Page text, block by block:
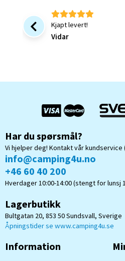
Kjapt levert!
Vidar
Har du spørsmål?
Vi hjelper deg! Kontakt vår kundservice
info@camping4u.no
+46 60 40 200
Hverdager 10:00-14:00 (stengt for lunsj
Lagerbutikk
Bultgatan 20, 853 50 Sundsvall, Sverige
Åpningstider se www.camping4u.se
Information